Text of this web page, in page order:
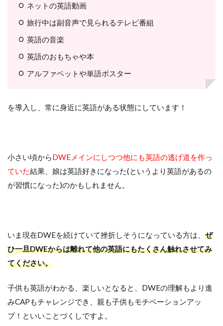
ネットの英語動画
旅行中は副音声で見られるテレビ番組
英語の音楽
英語のおもちゃや本
アルファベットや単語ポスター
を導入し、常に身近に英語がある状態にしています！
小さい頃からDWEメインにしつつ他にも英語の逃げ道を作っ
ていた結果、娘は英語好きになった(というより英語があるの
が習慣になった)のかもしれません。
いま現在DWEを続けていて挫折しそうになっている方は、 ぜ
ひ一旦DWEからは離れて他の英語にもたくさん触れさせてみ
てください。
子供も英語がわかる、楽しいとなると、DWEの理解もより進
みCAPもチャレンジでき、親も子供もモチベーションアッ
プ！といいことづくしですよ。